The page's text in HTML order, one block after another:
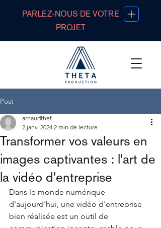
PARLEZ-NOUS DE VOTRE
PROJET
Post
Transformer vos valeurs en
images captivantes : l'art de
la vidéo d'entreprise
arnaudthet
2 janv. 2024 2 min de lecture
Dans le monde numérique
d'aujourd'hui, une vidéo d'entreprise
bien réalisée est un outil de